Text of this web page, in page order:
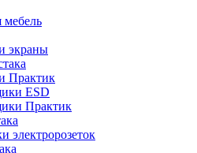
мебель
экраны
Практик
ESD
Практик
электророзеток